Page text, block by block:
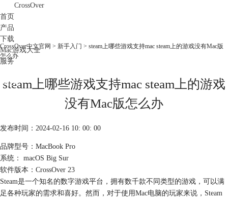
CrossOver
首页
产品
下载
Mac游戏大全
服务
购买
CrossOver中文官网 > 新手入门 > steam上哪些游戏支持mac steam上的游戏没有Mac版
怎么办
steam上哪些游戏支持mac steam上的游戏
没有Mac版怎么办
发布时间：2024-02-16 10: 00: 00
品牌型号：MacBook Pro
系统： macOS Big Sur
软件版本：CrossOver 23
Steam是一个知名的数字游戏平台，拥有数千款不同类型的游戏，可以满
足各种玩家的需求和喜好。然而，对于使用Mac电脑的玩家来说，Steam